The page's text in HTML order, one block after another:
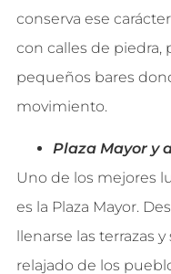
conserva ese
con calles de piedra,
pequeños bares
movimiento.
Plaza Mayor y
Uno de los mejores
es la Plaza Mayor.
llenarse las terrazas
relajado de los